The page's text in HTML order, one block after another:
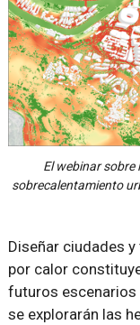
El webinar sobre
sobrecalentamiento
Diseñar ciudades
por calor
futuros escenarios
se explorarán las